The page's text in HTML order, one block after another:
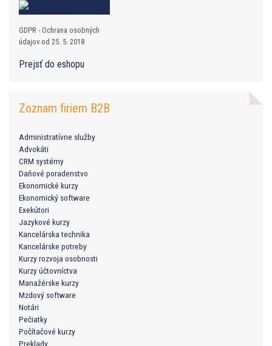
GDPR - Ochrana osobných
údajov od 25. 5. 2018
Prejsť do eshopu
Zoznam firiem B2B
Administratívne služby
Advokáti
CRM systémy
Daňové poradenstvo
Ekonomické kurzy
Ekonomický software
Exekútori
Jazykové kurzy
Kancelárska technika
Kancelárske potreby
Kurzy rozvoja osobnosti
Kurzy účtovníctva
Manažérske kurzy
Mzdový software
Notári
Pečiatky
Počítačové kurzy
Preklady